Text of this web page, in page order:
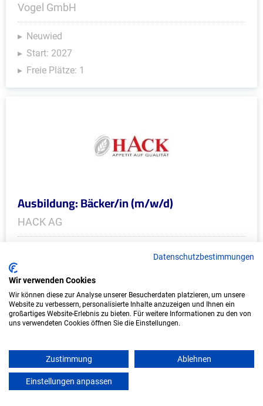
Vogel GmbH
Neuwied
Start: 2027
Freie Plätze: 1
Ausbildung: Bäcker/in (m/w/d)
HACK AG
Freie Plätze: 1
Datenschutzbestimmungen
Wir verwenden Cookies
Wir können diese zur Analyse unserer Besucherdaten platzieren, um unsere
Website zu verbessern, personalisierte Inhalte anzuzeigen und Ihnen ein
großartiges Website-Erlebnis zu bieten. Für weitere Informationen zu den von
uns verwendeten Cookies öffnen Sie die Einstellungen.
Zustimmung Ablehnen
Einstellungen anpassen